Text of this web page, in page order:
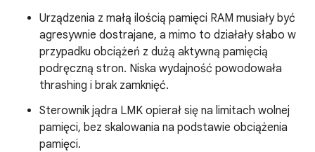
Urządzenia z małą ilością pamięci RAM musiały być
agresywnie dostrajane, a mimo to działały słabo w
przypadku obciążeń z dużą aktywną pamięcią
podręczną stron. Niska wydajność powodowała
thrashing i brak zamknięć.
Sterownik jądra LMK opierał się na limitach wolnej
pamięci, bez skalowania na podstawie obciążenia
pamięci.